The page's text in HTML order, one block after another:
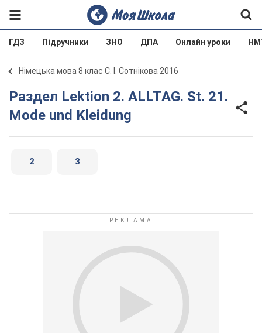
ГДЗ Підручники ЗНО ДПА Онлайн уроки
Німецька мова 8 клас С. І. Сотнікова 2016
Раздел Lektion 2. ALLTAG. St. 21.
Mode und Kleidung
2 3